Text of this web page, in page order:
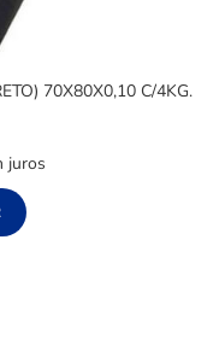
70X80X0,10 C/4KG.
juros